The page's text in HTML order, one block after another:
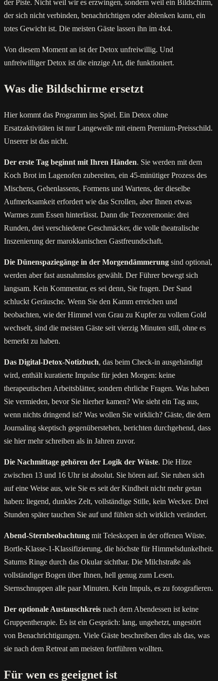
der Piste. Nicht weil wir es erzwingen, sondern weil ein Bildschirm,
der sich nicht verbinden, benachrichtigen oder ablenken kann, ein
totes Gewicht ist. Die meisten Gäste lassen ihn im 4x4.
Von diesem Moment an ist der Detox unfreiwillig. Und
unfreiwilliger Detox ist die einzige Art, die funktioniert.
Was die Bildschirme ersetzt
Hier kommt das Programm ins Spiel. Ein Detox ohne
Ersatzaktivitäten ist nur Langeweile mit einem Premium-Preisschild.
Unserer ist das nicht.
Der erste Tag beginnt mit Ihren Händen. Sie werden mit dem
Koch Brot im Lagenofen zubereiten, ein 45-minütiger Prozess des
Mischens, Gehenlassens, Formens und Wartens, der dieselbe
Aufmerksamkeit erfordert wie das Scrollen, aber Ihnen etwas
Warmes zum Essen hinterlässt. Dann die Teezeremonie: drei
Runden, drei verschiedene Geschmäcker, die volle theatralische
Inszenierung der marokkanischen Gastfreundschaft.
Die Dünenspaziegänge in der Morgendämmerung sind optional,
werden aber fast ausnahmslos gewählt. Der Führer bewegt sich
langsam. Kein Kommentar, es sei denn, Sie fragen. Der Sand
schluckt Geräusche. Wenn Sie den Kamm erreichen und
beobachten, wie der Himmel von Grau zu Kupfer zu vollem Gold
wechselt, sind die meisten Gäste seit vierzig Minuten still, ohne es
bemerkt zu haben.
Das Digital-Detox-Notizbuch, das beim Check-in ausgehändigt
wird, enthält kuratierte Impulse für jeden Morgen: keine
therapeutischen Arbeitsblätter, sondern ehrliche Fragen. Was haben
Sie vermieden, bevor Sie hierher kamen? Wie sieht ein Tag aus,
wenn nichts dringend ist? Was wollen Sie wirklich? Gäste, die dem
Journaling skeptisch gegenüberstehen, berichten durchgehend, dass
sie hier mehr schreiben als in Jahren zuvor.
Die Nachmittage gehören der Logik der Wüste. Die Hitze
zwischen 13 und 16 Uhr ist absolut. Sie hören auf. Sie ruhen sich
auf eine Weise aus, wie Sie es seit der Kindheit nicht mehr getan
haben: liegend, dunkles Zelt, vollständige Stille, kein Wecker. Drei
Stunden später tauchen Sie auf und fühlen sich wirklich verändert.
Abend-Sternbeobachtung mit Teleskopen in der offenen Wüste.
Bortle-Klasse-1-Klassifizierung, die höchste für Himmelsdunkelheit.
Saturns Ringe durch das Okular sichtbar. Die Milchstraße als
vollständiger Bogen über Ihnen, hell genug zum Lesen.
Sternschnuppen alle paar Minuten. Kein Impuls, es zu fotografieren.
Der optionale Austauschkreis nach dem Abendessen ist keine
Gruppentherapie. Es ist ein Gespräch: lang, ungehetzt, ungestört
von Benachrichtigungen. Viele Gäste beschreiben dies als das, was
sie nach dem Retreat am meisten fortführen wollten.
Für wen es geeignet ist